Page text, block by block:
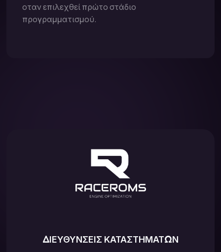
οταν επιλεχθεί πρώτο στάδιο
προγραμματισμού.
ΔΙΕΥΘΥΝΣΕΙΣ ΚΑΤΑΣΤΗΜΑΤΩΝ